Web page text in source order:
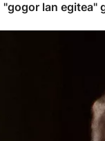
lan egitea"